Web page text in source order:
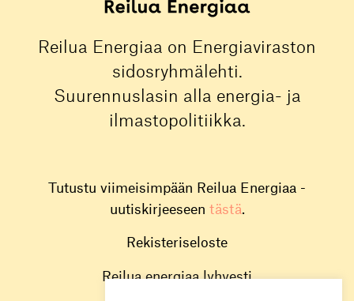
Reilua energiaa lyhyesti
Reilua Energiaa on Energiaviraston
sidosryhmälehti.
Suurennuslasin alla energia- ja
ilmastopolitiikka.
Tutustu viimeisimpään Reilua Energiaa -
uutiskirjeeseen tästä.
Rekisteriseloste